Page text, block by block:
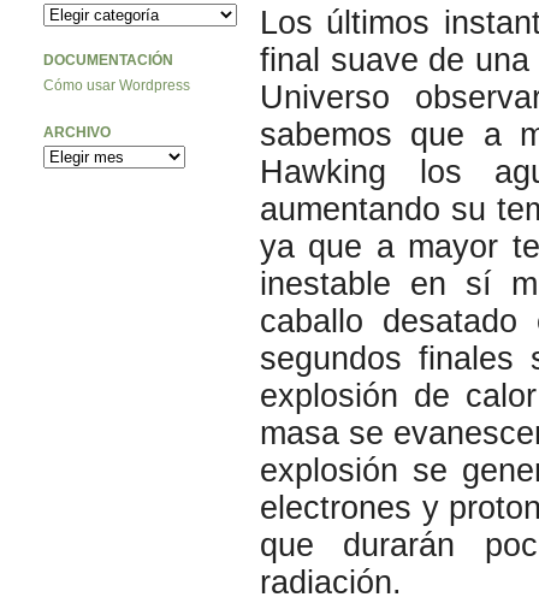
Los últimos
final suave de
Universo
sabemos que a
Hawking los
aumentando su
ya que a mayor
inestable en sí
caballo
segundos
explosión de
masa se
explosión se
electrones y
que durarán
radiación.
DOCUMENTACIÓN
Cómo usar Wordpress
ARCHIVO